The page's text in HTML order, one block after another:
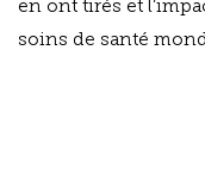
en ont tirés et
soins de santé